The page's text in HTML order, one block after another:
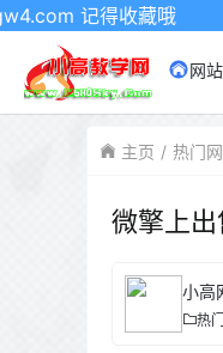
收藏哦
网
主页 热门
微擎上
小高
热